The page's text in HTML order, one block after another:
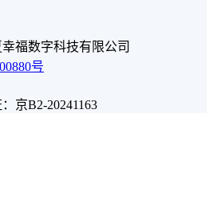
福数字科技有限公司
号
京B2-20241163